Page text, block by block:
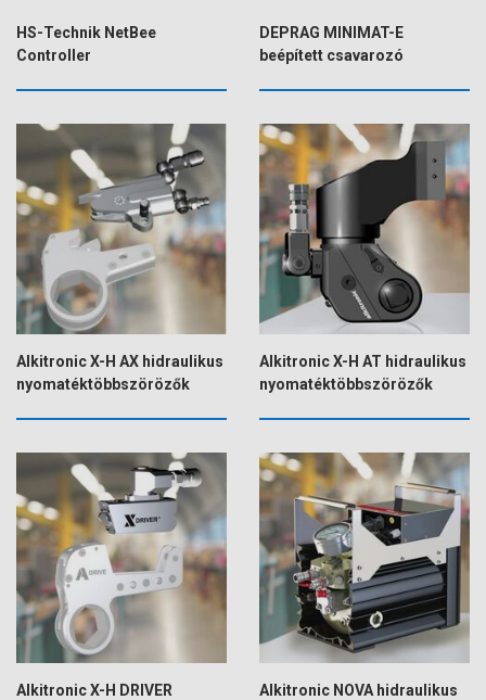
HS-Technik NetBee
Controller
DEPRAG MINIMAT-E
beépített csavarozó
Alkitronic X-H AX hidraulikus
nyomatéktöbbszörözők
Alkitronic X-H AT hidraulikus
nyomatéktöbbszörözők
Alkitronic X-H DRIVER
Alkitronic NOVA hidraulikus